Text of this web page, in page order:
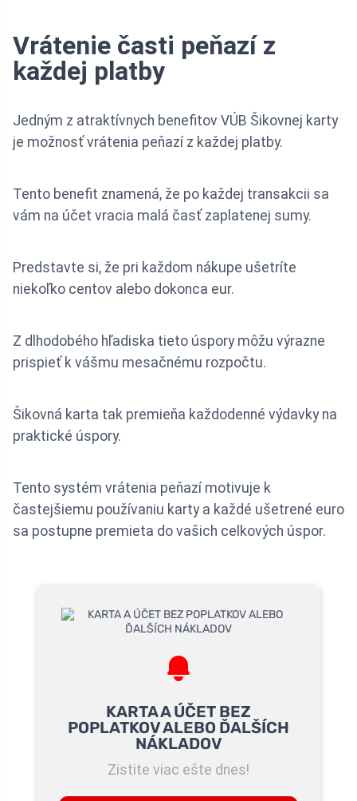
Vrátenie časti peňazí z
každej platby
Jedným z atraktívnych benefitov VÚB Šikovnej karty
je možnosť vrátenia peňazí z každej platby.
Tento benefit znamená, že po každej transakcii sa
vám na účet vracia malá časť zaplatenej sumy.
Predstavte si, že pri každom nákupe ušetríte
niekoľko centov alebo dokonca eur.
Z dlhodobého hľadiska tieto úspory môžu výrazne
prispieť k vášmu mesačnému rozpočtu.
Šikovná karta tak premieňa každodenné výdavky na
praktické úspory.
Tento systém vrátenia peňazí motivuje k
častejšiemu používaniu karty a každé ušetrené euro
sa postupne premieta do vašich celkových úspor.
KARTA A ÚČET BEZ
POPLATKOV ALEBO ĎALŠÍCH
NÁKLADOV
Zistite viac ešte dnes!